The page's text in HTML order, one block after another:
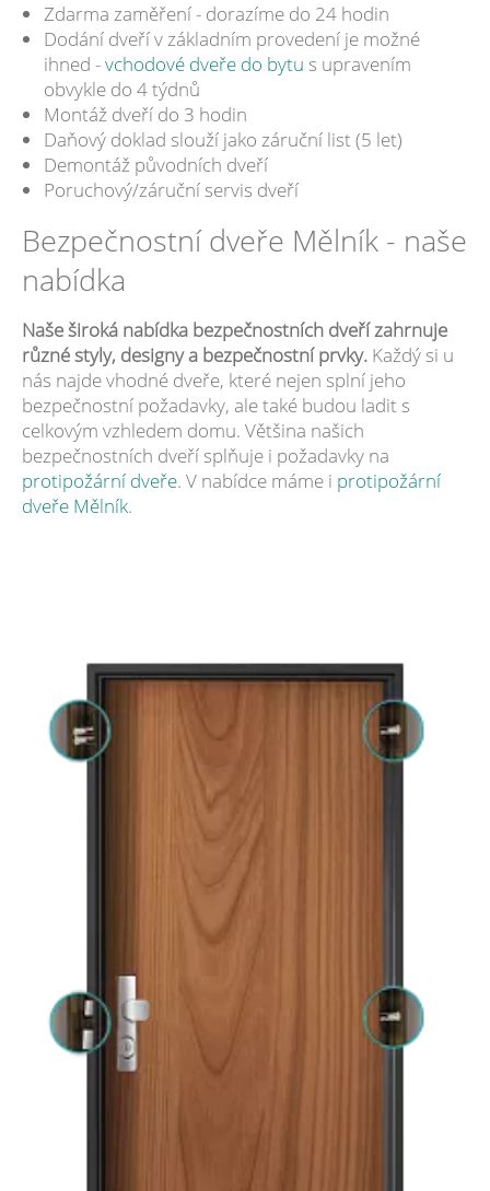
Zdarma zaměření - dorazíme do 24 hodin
Dodání dveří v základním provedení je možné
ihned -vchodové dveře do bytu s upravením
obvykle do 4 týdnů
Montáž dveří do 3 hodin
Daňový doklad slouží jako záruční list (5 let)
Demontáž původních dveří
Poruchový/záruční servis dveří
Bezpečnostní dveře Mělník - naše
nabídka
Naše široká nabídka bezpečnostních dveří zahrnuje
různé styly, designy a bezpečnostní prvky. Každý si u
nás najde vhodné dveře, které nejen splní jeho
bezpečnostní požadavky, ale také budou ladit s
celkovým vzhledem domu. Většina našich
bezpečnostních dveří splňuje i požadavky na
protipožární dveře. V nabídce máme i protipožární
dveře Mělník.